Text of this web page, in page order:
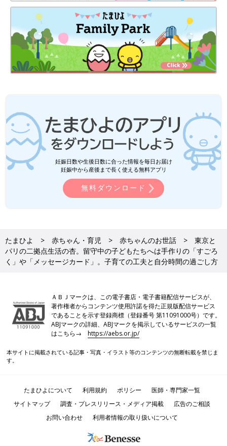
妊娠日数や生後日数に合った情報を毎日お届け
妊娠中から産後まで長く使える無料アプリ
無料ダウンロード
たまひよ 赤ちゃん・育児 赤ちゃんのお世話
東京と
パリの二拠点生活の杏。留守中の子どもたちへは手作りの「すごろ
く」や「メッセージカード」。子育ての工夫と自分時間の過ごし方
ＡＢＪマークは、この電子書店・電子書籍配信サービスが、
著作権者からコンテンツ使用許諾を得た正規版配信サービス
であることを示す登録商標（登録番号 第11091000号）です。
ABJマークの詳細、ABJマークを掲示しているサービスの一覧
はこちら→https://aebs.or.jp/
本サイトに掲載されている記事・写真・イラスト等のコンテンツの無断転載を禁じま
す。
たまひよについて 利用規約 ポリシー
医師・専門家一覧
サイトマップ
調査・プレスリリース・メディア掲載
広告のご相談
お問い合わせ
利用者情報の取り扱いについて